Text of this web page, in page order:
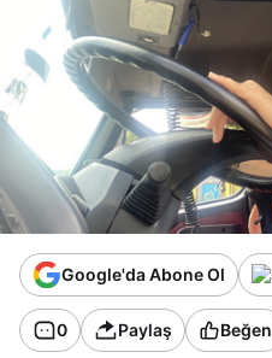
Google'da Abone Ol
0 Paylaş Beğen